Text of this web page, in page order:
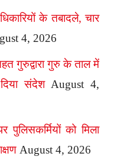
के तबादले, चार
4, 2026
गुरुद्वारा गुरु के ताल में
संदेश August 4,
पुलिसकर्मियों को मिला
August 4, 2026